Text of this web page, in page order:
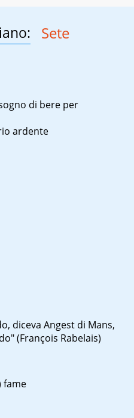
Sete
di bere per
ardente
diceva Angest di Mans,
(François Rabelais)
fame